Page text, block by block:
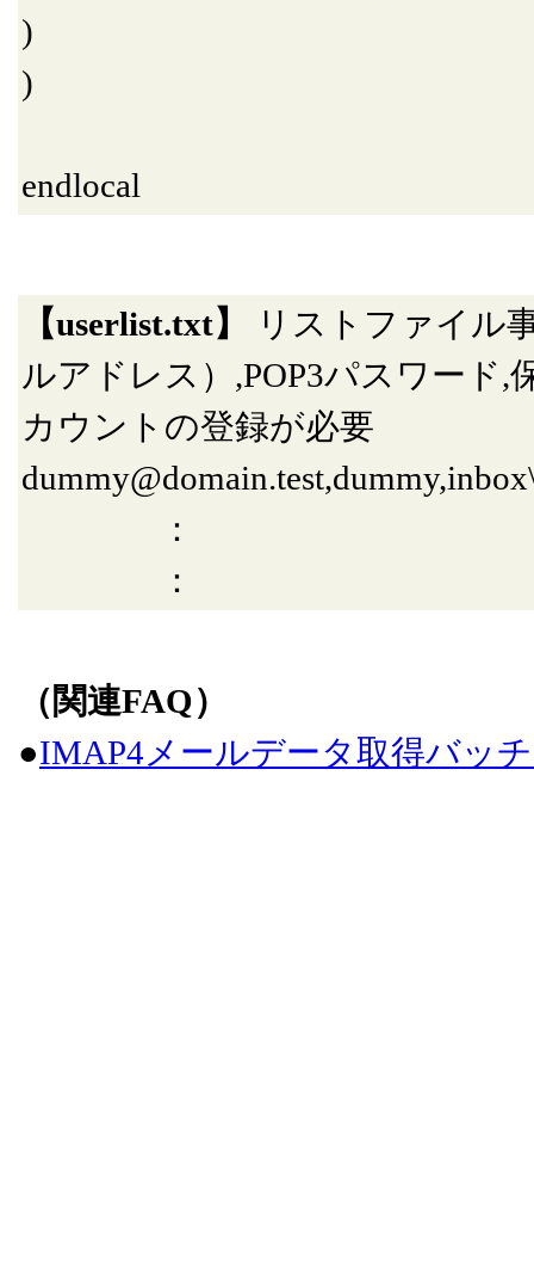
)
)
endlocal
【userlist.txt】
リストファイル
ルアドレス）,POP3パスワー
カウントの登録が必要
：
：
（関連FAQ）
●IMAP4メールデータ取得バッ